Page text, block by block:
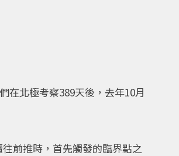
在北極考察389天後，去年10月
前推時，首先觸發的臨界點之